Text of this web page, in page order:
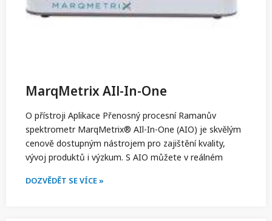
MarqMetrix AIl-In-One
O přístroji Aplikace Přenosný procesní Ramanův
spektrometr MarqMetrix® AIl-In-One (AIO) je skvělým
cenově dostupným nástrojem pro zajištění kvality,
vývoj produktů i výzkum. S AIO můžete v reálném
DOZVĚDĚT SE VÍCE »